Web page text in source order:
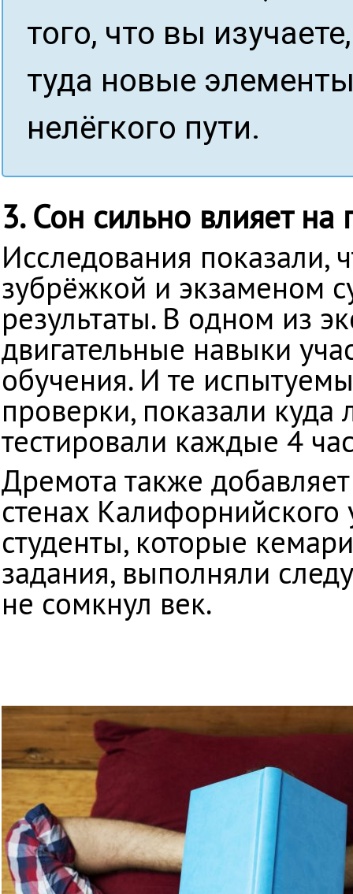
того, что вы
туда новые
нелёгкого пути.
3. Сон сильно влияет на
Исследования показали,
зубрёжкой и экзаменом
результаты. В одном из
двигательные навыки
обучения. И те
проверки, показали куда
тестировали каждые 4
Дремота также
стенах Калифорнийского
студенты, которые
задания, выполняли
не сомкнул век.